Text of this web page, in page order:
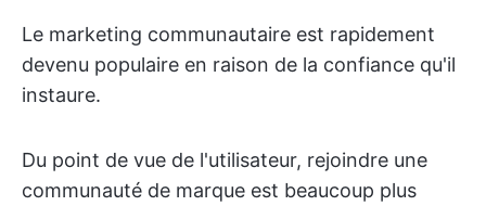
Le marketing communautaire est rapidement
devenu populaire en raison de la confiance qu'il
instaure.
Du point de vue de l'utilisateur, rejoindre une
communauté de marque est beaucoup plus